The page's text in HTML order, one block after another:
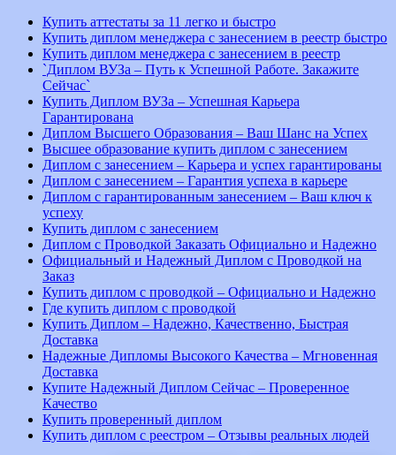
Купить аттестаты за 11 легко и быстро
Купить диплом менеджера с занесением в реестр быстро
Купить диплом менеджера с занесением в реестр
`Диплом ВУЗа – Путь к Успешной Работе. Закажите
Сейчас`
Купить Диплом ВУЗа – Успешная Карьера
Гарантирована
Диплом Высшего Образования – Ваш Шанс на Успех
Высшее образование купить диплом с занесением
Диплом с занесением – Карьера и успех гарантированы
Диплом с занесением – Гарантия успеха в карьере
Диплом с гарантированным занесением – Ваш ключ к
успеху
Купить диплом с занесением
Диплом с Проводкой Заказать Официально и Надежно
Официальный и Надежный Диплом с Проводкой на
Заказ
Купить диплом с проводкой – Официально и Надежно
Где купить диплом с проводкой
Купить Диплом – Надежно, Качественно, Быстрая
Доставка
Надежные Дипломы Высокого Качества – Мгновенная
Доставка
Купите Надежный Диплом Сейчас – Проверенное
Качество
Купить проверенный диплом
Купить диплом с реестром – Отзывы реальных людей